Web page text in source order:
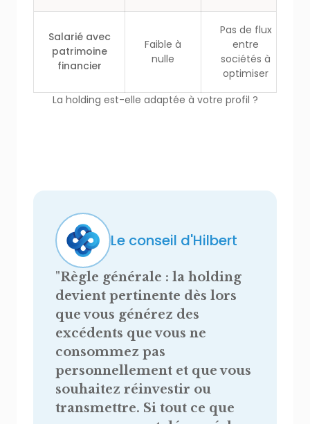
Salarié avec
patrimoine
financier
Faible à
nulle
Pas de flux
entre
sociétés à
optimiser
La holding est-elle adaptée à votre profil ?
Le conseil d'Hilbert
"Règle générale : la holding
devient pertinente dès lors
que vous générez des
excédents que vous ne
consommez pas
personnellement et que vous
souhaitez réinvestir ou
transmettre. Si tout ce que